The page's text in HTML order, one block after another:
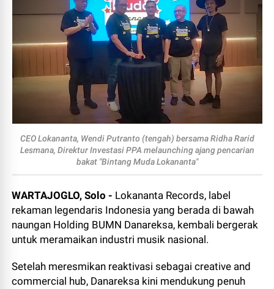
CEO Lokananta, Wendi Putranto (tengah) bersama Ridha Rarid
Lesmana, Direktur Investasi PPA melaunching ajang pencarian
bakat "Bintang Muda Lokananta"
WARTAJOGLO, Solo - Lokananta Records, label
rekaman legendaris Indonesia yang berada di bawah
naungan Holding BUMN Danareksa, kembali bergerak
untuk meramaikan industri musik nasional.
Setelah meresmikan reaktivasi sebagai creative and
commercial hub, Danareksa kini mendukung penuh